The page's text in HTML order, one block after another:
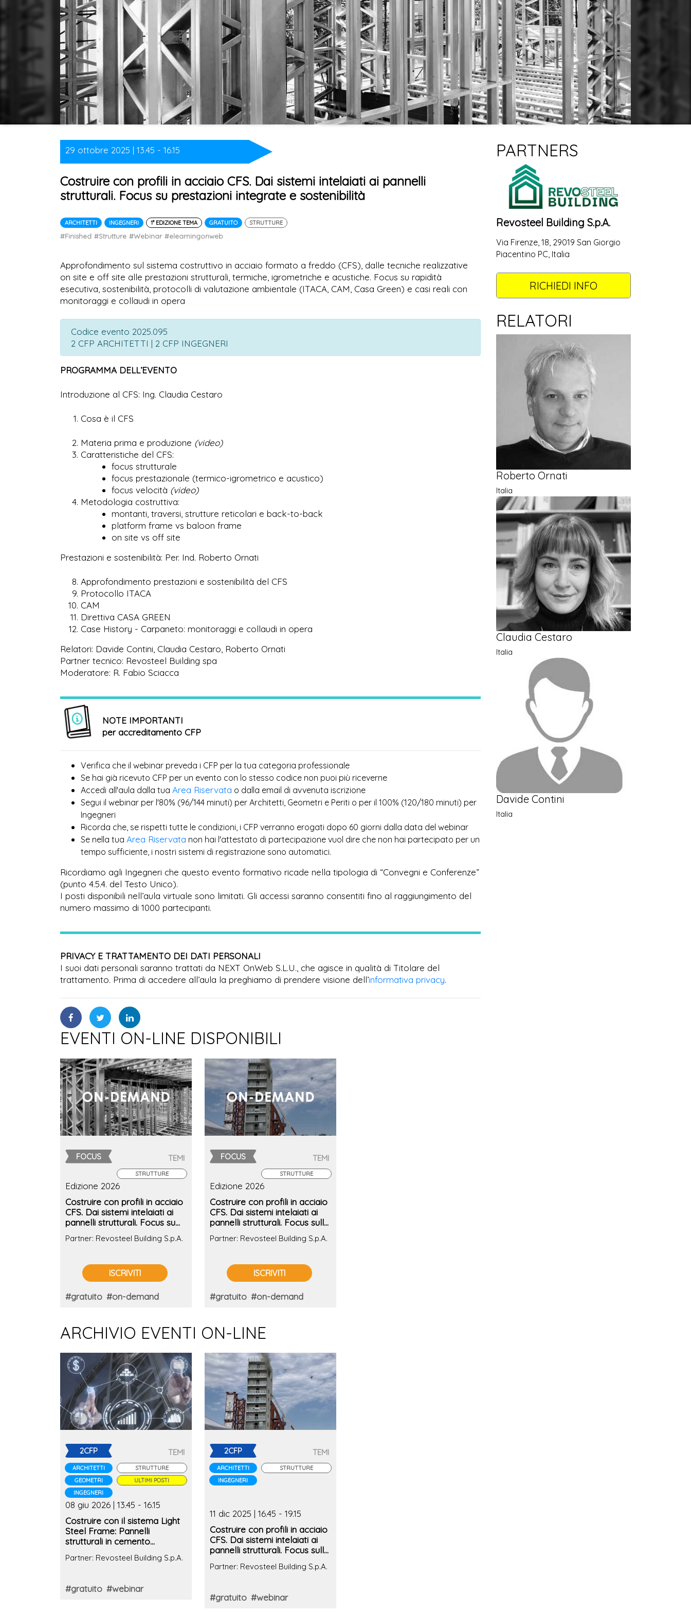
29 ottobre 2025 | 13.45 - 16.15
Costruire con profili in acciaio CFS. Dai sistemi intelaiati ai pannelli
strutturali. Focus su prestazioni integrate e sostenibilità
ARCHITETTI INGEGNERI 1° EDIZIONE TEMA GRATUITO STRUTTURE
#Finished #Strutture #Webinar #elearningonweb
Approfondimento sul sistema costruttivo in acciaio formato a freddo (CFS), dalle tecniche realizzative
on site e off site alle prestazioni strutturali, termiche, igrometriche e acustiche. Focus su rapidità
esecutiva, sostenibilità, protocolli di valutazione ambientale (ITACA, CAM, Casa Green) e casi reali con
monitoraggi e collaudi in opera
Codice evento 2025.095
2 CFP ARCHITETTI | 2 CFP INGEGNERI
PROGRAMMA DELL’EVENTO
Introduzione al CFS: Ing. Claudia Cestaro
Cosa è il CFS
Materia prima e produzione (video)
Caratteristiche del CFS:
focus strutturale
focus prestazionale (termico-igrometrico e acustico)
focus velocità (video)
Metodologia costruttiva:
montanti, traversi, strutture reticolari e back-to-back
platform frame vs baloon frame
on site vs off site
Prestazioni e sostenibilità: Per. Ind. Roberto Ornati
Approfondimento prestazioni e sostenibilità del CFS
Protocollo ITACA
CAM
Direttiva CASA GREEN
Case History - Carpaneto: monitoraggi e collaudi in opera
Relatori: Davide Contini, Claudia Cestaro, Roberto Ornati
Partner tecnico: Revosteel Building spa
Moderatore: R. Fabio Sciacca
NOTE IMPORTANTI
per accreditamento CFP
Verifica che il webinar preveda i CFP per la tua categoria professionale
Se hai già ricevuto CFP per un evento con lo stesso codice non puoi più riceverne
Accedi all'aula dalla tua Area Riservata o dalla email di avvenuta iscrizione
Segui il webinar per l'80% (96/144 minuti) per Architetti, Geometri e Periti o per il 100% (120/180 minuti) per
Ingegneri
Ricorda che, se rispetti tutte le condizioni, i CFP verranno erogati dopo 60 giorni dalla data del webinar
Se nella tua Area Riservata non hai l'attestato di partecipazione vuol dire che non hai partecipato per un
tempo sufficiente, i nostri sistemi di registrazione sono automatici.
Ricordiamo agli Ingegneri che questo evento formativo ricade nella tipologia di “Convegni e Conferenze”
(punto 4.5.4. del Testo Unico).
I posti disponibili nell’aula virtuale sono limitati. Gli accessi saranno consentiti fino al raggiungimento del
numero massimo di 1000 partecipanti.
PRIVACY E TRATTAMENTO DEI DATI PERSONALI
I suoi dati personali saranno trattati da NEXT OnWeb S.L.U., che agisce in qualità di Titolare del
trattamento. Prima di accedere all’aula la preghiamo di prendere visione dell’informativa privacy.
EVENTI ON-LINE DISPONIBILI
FOCUS TEMI
STRUTTURE
Edizione 2026
Costruire con profili in acciaio
CFS. Dai sistemi intelaiati ai
pannelli strutturali. Focus su
sostenibilità
Partner: Revosteel Building S.p.A.
ISCRIVITI
#gratuito #on-demand
FOCUS TEMI
STRUTTURE
Edizione 2026
Costruire con profili in acciaio
CFS. Dai sistemi intelaiati ai
pannelli strutturali. Focus sulle
Partner: Revosteel Building S.p.A.
ISCRIVITI
#gratuito #on-demand
ARCHIVIO EVENTI ON-LINE
2CFP
ARCHITETTI
GEOMETRI
INGEGNERI
TEMI
STRUTTURE
ULTIMI POSTI
08 giu 2026 | 13.45 - 16.15
Costruire con il sistema Light
Steel Frame: Pannelli
strutturali in cemento
prestazioni termo-acustiche
Partner: Revosteel Building S.p.A.
#gratuito #webinar
2CFP
ARCHITETTI
INGEGNERI
TEMI
STRUTTURE
11 dic 2025 | 16.45 - 19.15
Costruire con profili in acciaio
CFS. Dai sistemi intelaiati ai
pannelli strutturali. Focus sulle
Partner: Revosteel Building S.p.A.
#gratuito #webinar
PARTNERS
Revosteel Building S.p.A.
Via Firenze, 18, 29019 San Giorgio
Piacentino PC, Italia
RICHIEDI INFO
RELATORI
Roberto Ornati
Italia
Claudia Cestaro
Italia
Davide Contini
Italia